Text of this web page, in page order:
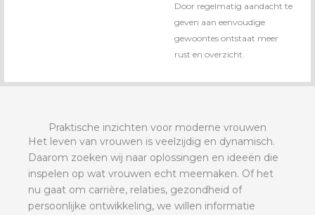
Door regelmatig aandacht te
geven aan eenvoudige
gewoontes ontstaat meer
rust en overzicht.
Praktische inzichten voor moderne vrouwen
Het leven van vrouwen is veelzijdig en dynamisch.
Daarom zoeken wij naar oplossingen en ideeën die
inspelen op wat vrouwen echt meemaken. Of het
nu gaat om carrière, relaties, gezondheid of
persoonlijke ontwikkeling, we willen informatie